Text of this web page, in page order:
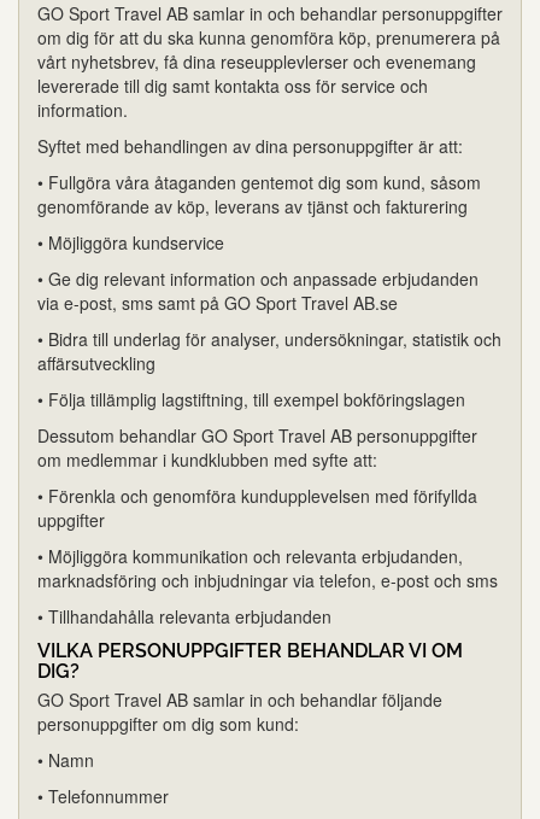
GO Sport Travel AB samlar in och behandlar personuppgifter
om dig för att du ska kunna genomföra köp, prenumerera på
vårt nyhetsbrev, få dina reseupplevlerser och evenemang
levererade till dig samt kontakta oss för service och
information.
Syftet med behandlingen av dina personuppgifter är att:
• Fullgöra våra åtaganden gentemot dig som kund, såsom
genomförande av köp, leverans av tjänst och fakturering
• Möjliggöra kundservice
• Ge dig relevant information och anpassade erbjudanden
via e-post, sms samt på GO Sport Travel AB.se
• Bidra till underlag för analyser, undersökningar, statistik och
affärsutveckling
• Följa tillämplig lagstiftning, till exempel bokföringslagen
Dessutom behandlar GO Sport Travel AB personuppgifter
om medlemmar i kundklubben med syfte att:
• Förenkla och genomföra kundupplevelsen med förifyllda
uppgifter
• Möjliggöra kommunikation och relevanta erbjudanden,
marknadsföring och inbjudningar via telefon, e-post och sms
• Tillhandahålla relevanta erbjudanden
VILKA PERSONUPPGIFTER BEHANDLAR VI OM
DIG?
GO Sport Travel AB samlar in och behandlar följande
personuppgifter om dig som kund:
• Namn
• Telefonnummer